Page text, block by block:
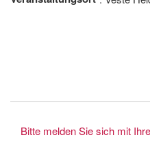
Bitte melden Sie sich mit